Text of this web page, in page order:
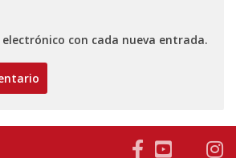
con cada nueva entrada.